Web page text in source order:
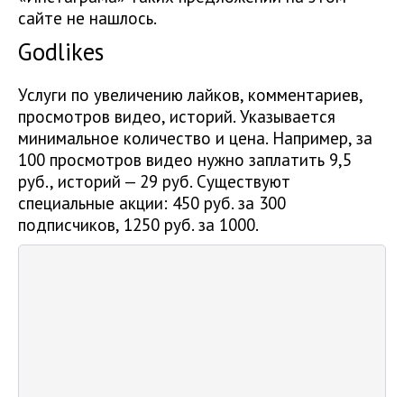
сайте не нашлось.
Godlikes
Услуги по увеличению лайков, комментариев,
просмотров видео, историй. Указывается
минимальное количество и цена. Например, за
100 просмотров видео нужно заплатить 9,5
руб., историй — 29 руб. Существуют
специальные акции: 450 руб. за 300
подписчиков, 1250 руб. за 1000.